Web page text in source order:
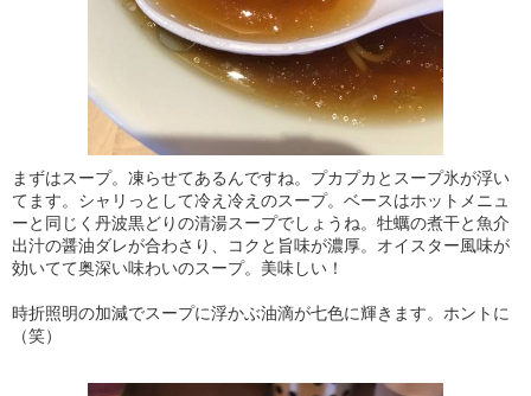
まずはスープ。凍らせてあるんですね。プカプカとスープ氷が浮い
てます。シャリっとして冷え冷えのスープ。ベースはホットメニュ
ーと同じく丹波黒どりの清湯スープでしょうね。牡蠣の煮干と魚介
出汁の醤油ダレが合わさり、コクと旨味が濃厚。オイスター風味が
効いてて奥深い味わいのスープ。美味しい！
時折照明の加減でスープに浮かぶ油滴が七色に輝きます。ホントに
（笑）